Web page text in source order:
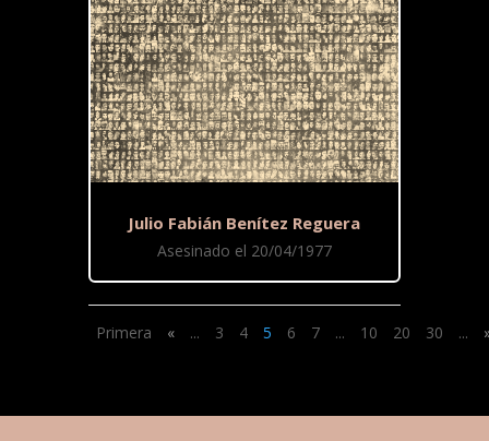
Julio Fabián Benítez Reguera
Asesinado el 20/04/1977
Primera « ... 3 4 5 6 7 ... 10 20 30 ...